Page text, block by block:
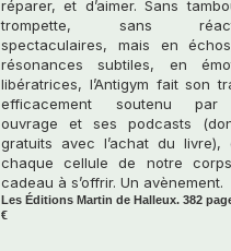
réparer, et d’aimer. Sans
trompette, sans
spectaculaires, mais en
résonances subtiles, en
libératrices, l’Antigym fait son
efficacement soutenu
ouvrage et ses podcasts
gratuits avec l’achat du livre),
chaque cellule de notre
cadeau à s’offrir. Un avènement.
Les Éditions Martin de Halleux. 382
€